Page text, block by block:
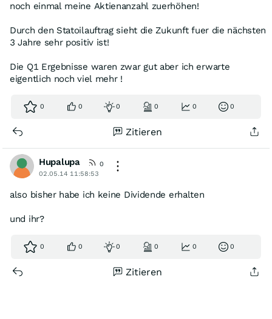
noch einmal meine Aktienanzahl zuerhöhen!
Durch den Statoilauftrag sieht die Zukunft fuer die nächsten
3 Jahre sehr positiv ist!
Die Q1 Ergebnisse waren zwar gut aber ich erwarte
eigentlich noch viel mehr !
0 0 0 0 0 0
Zitieren
Hupalupa
0
02.05.14 11:58:53
also bisher habe ich keine Dividende erhalten
und ihr?
0 0 0 0 0 0
Zitieren